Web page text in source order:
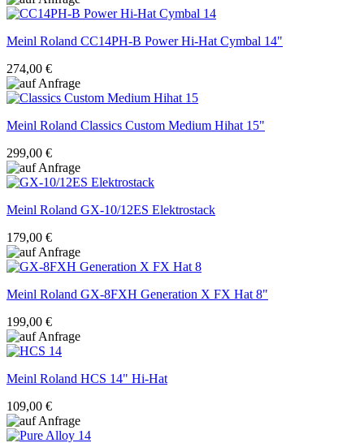
Meinl Roland CC14PH-B Power Hi-Hat Cymbal 14"
274,00 €
Meinl Roland Classics Custom Medium Hihat 15"
299,00 €
Meinl Roland GX-10/12ES Elektrostack
179,00 €
Meinl Roland GX-8FXH Generation X FX Hat 8"
199,00 €
Meinl Roland HCS 14" Hi-Hat
109,00 €